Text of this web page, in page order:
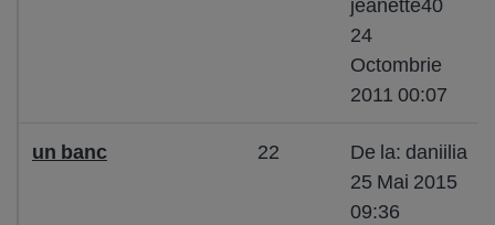
24
Octombrie
2011 00:07
un banc 22
De la: daniilia
25 Mai 2015
09:36